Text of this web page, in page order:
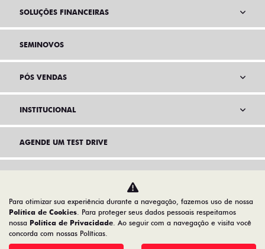
SOLUÇÕES FINANCEIRAS
SEMINOVOS
PÓS VENDAS
INSTITUCIONAL
AGENDE UM TEST DRIVE
Para otimizar sua experiência durante a navegação, fazemos uso de nossa
Política de Cookies. Para proteger seus dados pessoais respeitamos
nossa Política de Privacidade. Ao seguir com a navegação e visita você
concorda com nossas Políticas.